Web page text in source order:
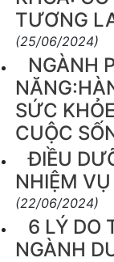
TƯƠNG
(25/06/2024)
NGÀNH
SỨC
CUỘC
ĐIỀU
NHIỆM
(22/06/2024)
6 LÝ DO
NGÀNH